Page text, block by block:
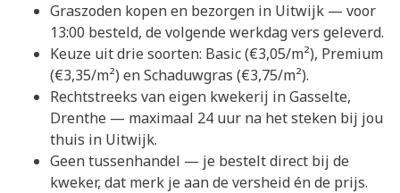
Graszoden kopen en bezorgen in Uitwijk — voor
13:00 besteld, de volgende werkdag vers geleverd.
Keuze uit drie soorten: Basic (€3,05/m²), Premium
(€3,35/m²) en Schaduwgras (€3,75/m²).
Rechtstreeks van eigen kwekerij in Gasselte,
Drenthe — maximaal 24 uur na het steken bij jou
thuis in Uitwijk.
Geen tussenhandel — je bestelt direct bij de
kweker, dat merk je aan de versheid én de prijs.